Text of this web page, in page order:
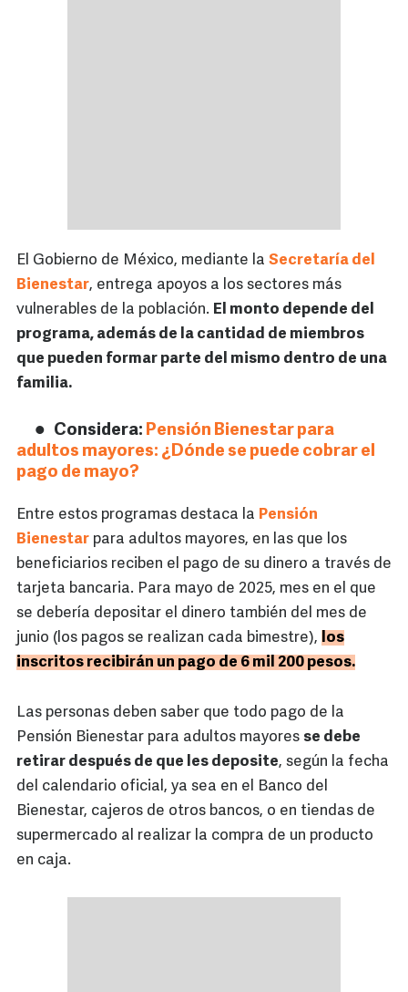
El Gobierno de México, mediante la Secretaría del
Bienestar, entrega apoyos a los sectores más
vulnerables de la población. El monto depende del
programa, además de la cantidad de miembros
que pueden formar parte del mismo dentro de una
familia.
Considera: Pensión Bienestar para
adultos mayores: ¿Dónde se puede cobrar el
pago de mayo?
Entre estos programas destaca la Pensión
Bienestar para adultos mayores, en las que los
beneficiarios reciben el pago de su dinero a través de
tarjeta bancaria. Para mayo de 2025, mes en el que
se debería depositar el dinero también del mes de
junio (los pagos se realizan cada bimestre), los
inscritos recibirán un pago de 6 mil 200 pesos.
Las personas deben saber que todo pago de la
Pensión Bienestar para adultos mayores se debe
retirar después de que les deposite, según la fecha
del calendario oficial, ya sea en el Banco del
Bienestar, cajeros de otros bancos, o en tiendas de
supermercado al realizar la compra de un producto
en caja.